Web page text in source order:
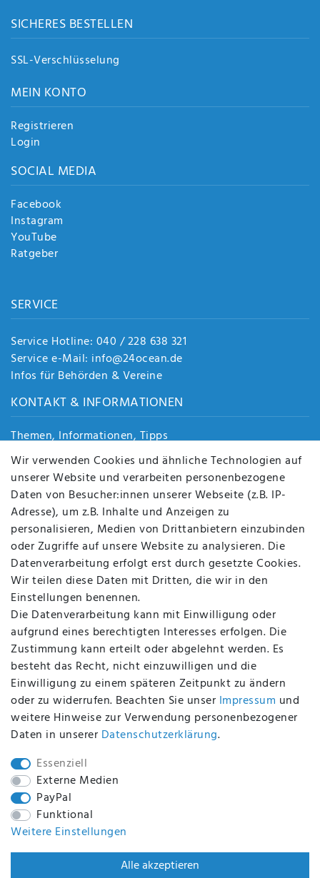
SICHERES BESTELLEN
SSL-Verschlüsselung
MEIN KONTO
Registrieren
Login
SOCIAL MEDIA
Facebook
Instagram
YouTube
Ratgeber
SERVICE
Service Hotline: 040 / 228 638 321
Service e-Mail: info@24ocean.de
Infos für Behörden & Vereine
KONTAKT & INFORMATIONEN
Themen, Informationen, Tipps
Jobs
Über uns
Kontakt
Datenschutz
AGB
FAQ
Batterieentsorgung
Altölverordnung
Impressum
BEQUEM UND SICHER BEZAHLEN MIT
BEI UNS SIND SIE SICHER!
WIR VERSENDEN MIT
WIR SIND ZERTIFIZIERT DURCH
Wir verwenden Cookies und ähnliche Technologien auf
unserer Website und verarbeiten personenbezogene
Daten von Besucher:innen unserer Webseite (z.B. IP-
Adresse), um z.B. Inhalte und Anzeigen zu
personalisieren, Medien von Drittanbietern einzubinden
oder Zugriffe auf unsere Website zu analysieren. Die
Datenverarbeitung erfolgt erst durch gesetzte Cookies.
Wir teilen diese Daten mit Dritten, die wir in den
Einstellungen benennen.
Die Datenverarbeitung kann mit Einwilligung oder
aufgrund eines berechtigten Interesses erfolgen. Die
Zustimmung kann erteilt oder abgelehnt werden. Es
besteht das Recht, nicht einzuwilligen und die
Einwilligung zu einem späteren Zeitpunkt zu ändern
oder zu widerrufen. Beachten Sie unser Impressum und
weitere Hinweise zur Verwendung personenbezogener
Daten in unserer Daten­schutz­erklärung.
Essenziell
Externe Medien
PayPal
Funktional
Weitere Einstellungen
Alle akzeptieren